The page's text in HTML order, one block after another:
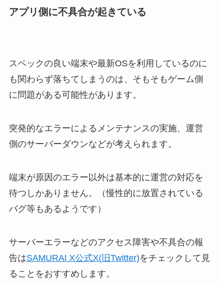
アプリ側に不具合が起きている
スペックの良い端末や最新OSを利用しているのに
も関わらず落ちてしまうのは、そもそもゲーム側
に問題がある可能性があります。
突発的なエラーによるメンテナンスの実施、運営
側のサーバーダウンなどが考えられます。
端末が原因のエラー以外は基本的に運営の対応を
待つしかありません。（慢性的に放置されている
バグ等もあるようです）
サーバーエラーなどのアクセス障害や不具合の報
告はSAMURAI X公式X(旧Twitter)をチェックして見
ることをおすすめします。